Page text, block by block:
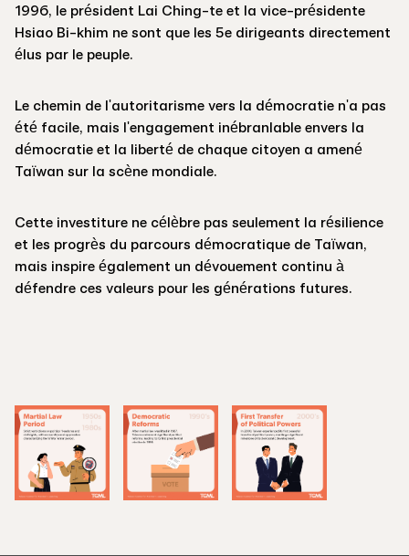
1996, le président Lai Ching-te et la vice-présidente
Hsiao Bi-khim ne sont que les 5e dirigeants directement
élus par le peuple.
Le chemin de l'autoritarisme vers la démocratie n'a pas
été facile, mais l'engagement inébranlable envers la
démocratie et la liberté de chaque citoyen a amené
Taïwan sur la scène mondiale.
Cette investiture ne célèbre pas seulement la résilience
et les progrès du parcours démocratique de Taïwan,
mais inspire également un dévouement continu à
défendre ces valeurs pour les générations futures.